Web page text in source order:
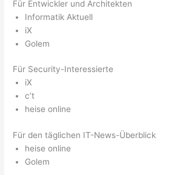
Für Entwickler und Architekten
Informatik Aktuell
iX
Golem
Für Security-Interessierte
iX
c’t
heise online
Für den täglichen IT-News-Überblick
heise online
Golem